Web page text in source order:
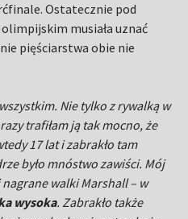
Ostatecznie pod
musiała uznać
pięściarstwa obie nie
Nie tylko z rywalką w
trafiłam ją tak mocno, że
17 lat i zabrakło tam
było mnóstwo zawiści. Mój
walki Marshall – w
wysoka. Zabrakło także